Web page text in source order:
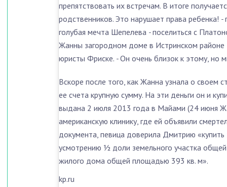
препятствовать их встречам. В итоге
родственников. Это нарушает права ребенка! -
голубая мечта Шепелева -поселиться с
Жанны загородном доме в Истринском
юристы Фриске. -Он очень близок к этому, но
Вскоре после того, как Жанна узнала о своем
ее счета крупную сумму. На эти деньги он и
выдана 2 июля 2013 года в Майами (24 июня
американскую клинику, где ей объявили
документа, певица доверила Дмитрию «купить
усмотрению ½ доли земельного участка
жилого дома общей площадью 393 кв. м».
kp.ru